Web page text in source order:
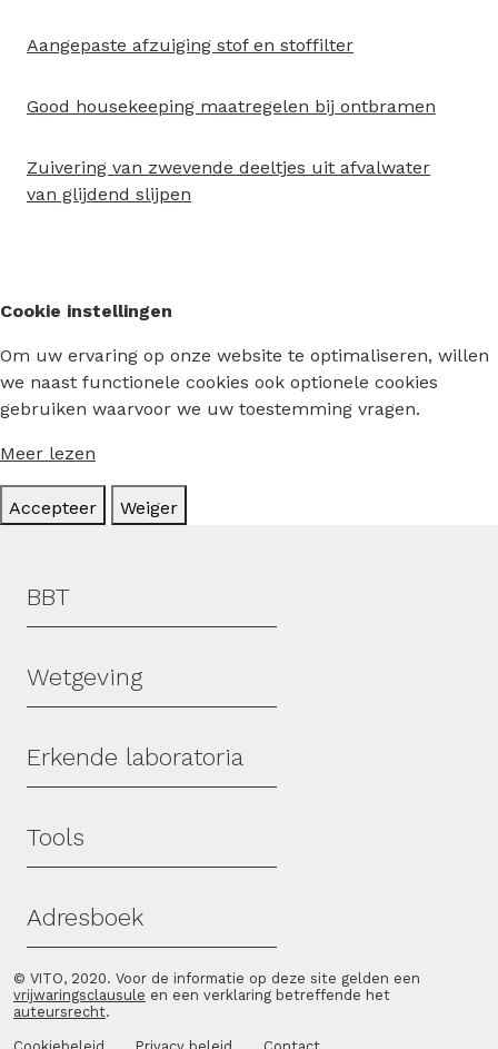
Aangepaste afzuiging stof en stoffilter
Good housekeeping maatregelen bij ontbramen
Zuivering van zwevende deeltjes uit afvalwater
van glijdend slijpen
Cookie instellingen
Om uw ervaring op onze website te optimaliseren, willen
we naast functionele cookies ook optionele cookies
gebruiken waarvoor we uw toestemming vragen.
Meer lezen
Accepteer Weiger
Hoofdmenu
BBT
Wetgeving
Erkende laboratoria
Tools
Adresboek
© VITO, 2020. Voor de informatie op deze site gelden een
vrijwaringsclausule en een verklaring betreffende het
auteursrecht.